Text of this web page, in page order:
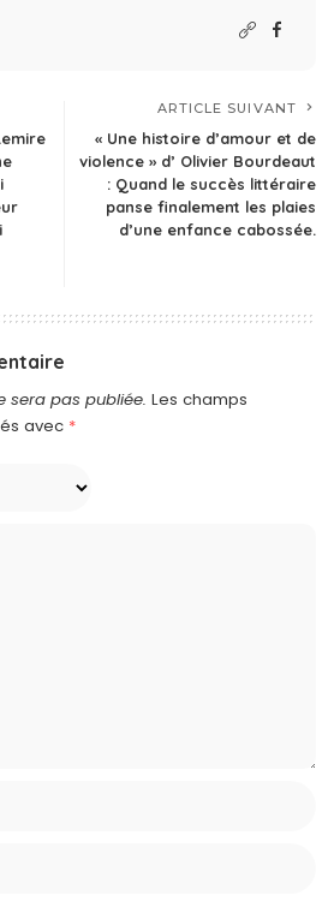
ARTICLE SUIVANT
« Une histoire d’amour et de
violence » d’ Olivier Bourdeaut
: Quand le succès littéraire
panse finalement les plaies
d’une enfance cabossée.
sera pas publiée. Les champs
avec *